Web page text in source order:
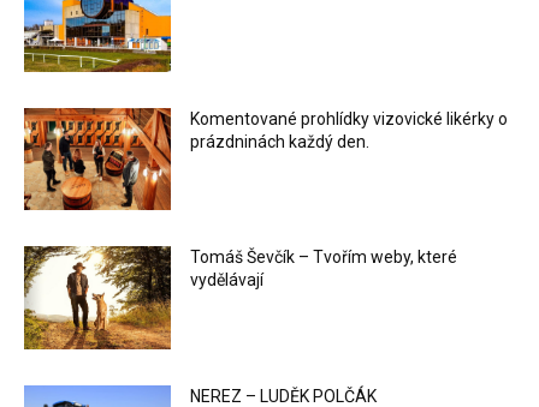
Komentované prohlídky vizovické likérky o
prázdninách každý den.
Tomáš Ševčík – Tvořím weby, které
vydělávají
NEREZ – LUDĚK POLČÁK